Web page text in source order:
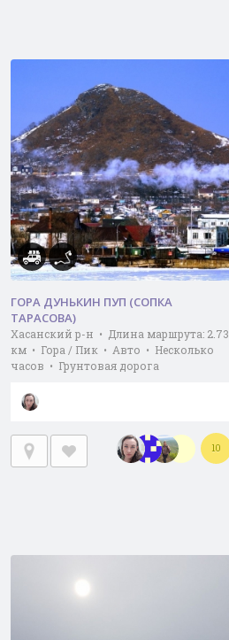
ГОРА ДУНЬКИН ПУП (СОПКА
ТАРАСОВА)
Хасанский р-н • Длина маршрута: 2.73
км • Гора / Пик • Авто • Несколько
часов • Грунтовая дорога
10